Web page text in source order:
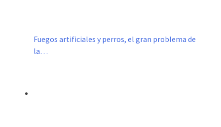
Fuegos artificiales y perros, el gran problema de
la…